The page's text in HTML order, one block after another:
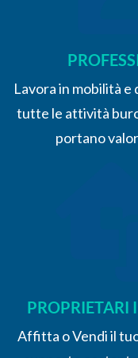
Lavora in mobilità e
tutte le attività
portano
Affitta o Vendi il